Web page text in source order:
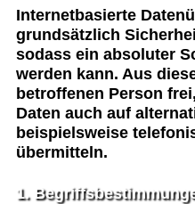
Internetbasierte
grundsätzlich
sodass ein absoluter
werden kann. Aus
betroffenen Person
Daten auch auf
beispielsweise
übermitteln.
1.